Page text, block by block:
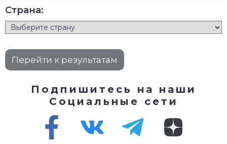
Страна:
Подпишитесь на наши
Социальные сети